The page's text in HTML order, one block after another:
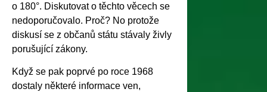
o 180°. Diskutovat o těchto věcech se
nedoporučovalo. Proč? No protože
diskusí se z občanů státu stávaly živly
porušující zákony.
Když se pak poprvé po roce 1968
dostaly některé informace ven,